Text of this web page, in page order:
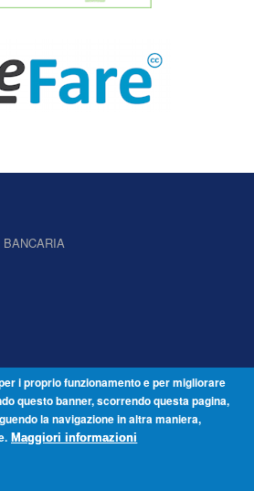
delle Fondazioni - Periodico telematico
n.7 del 22/07/2014 – ISSN 2421-2466
Dorsoduro 3488/U - 30123 Venezia - Italia -
i proprio funzionamento e per migliorare
questo banner, scorrendo questa pagina,
la navigazione in altra maniera,
Maggiori informazioni